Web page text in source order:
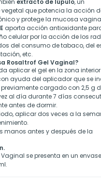
extracto de lúpulo, un
que potencia la acción
y protege la mucosa
aporta acción antioxidante
celular por la acción de los
del consumo de tabaco, del
etc.
Rosaltrof Gel Vaginal?
aplicar el gel en la zona
ayuda del aplicador que se
previamente cargado con 2,5 g
al día durante 7 días
antes de dormir.
aplicar dos veces a la
manos antes y después de la
se presenta en un